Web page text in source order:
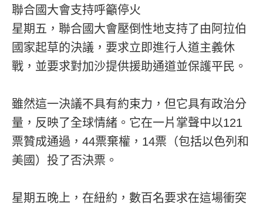
聯合國大會支持呼籲停火
星期五，聯合國大會壓倒性地支持了由阿拉伯
國家起草的決議，要求立即進行人道主義休
戰，並要求對加沙提供援助通道並保護平民。
雖然這一決議不具有約束力，但它具有政治分
量，反映了全球情緒。它在一片掌聲中以121
票贊成通過，44票棄權，14票（包括以色列和
美國）投了否決票。
星期五晚上，在紐約，數百名要求在這場衝突